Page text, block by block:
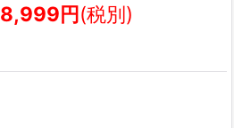
8,999円(税別)